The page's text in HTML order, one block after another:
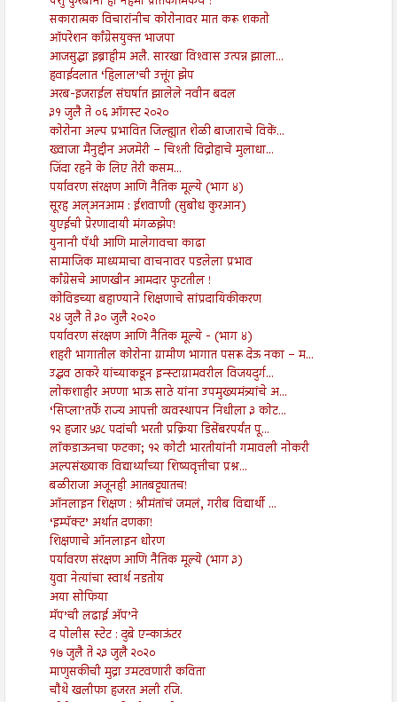
सकारात्मक विचारांनीच कोरोनावर मात करू शकतो
ऑपरेशन काँग्रेसयुक्त भाजपा
आजसुद्धा इब्राहीम अलै. सारखा विश्‍वास उत्पन्न झाला...
हवाईदलात ‘हिलाल’ची उत्तूंग झेप
अरब-इजराईल संघर्षात झालेले नवीन बदल
३१ जुलै ते ०६ ऑगस्ट २०२०
कोरोना अल्प प्रभावित जिल्ह्यात शेळी बाजाराचे विकें...
ख्वाजा मैनुद्दीन अजमेरी – चिश्ती विद्रोहाचे मुलाधा...
जिंदा रहने के लिए तेरी कसम...
पर्यावरण संरक्षण आणि नैतिक मूल्ये (भाग ४)
सूरह अल्अनआम : ईशवाणी (सुबोध कुरआन)
युएईची प्रेरणादायी मंगळझेप!
युनानी पॅथी आणि मालेगावचा काढा
सामाजिक माध्यमाचा वाचनावर पडलेला प्रभाव
काँग्रेसचे आणखीन आमदार फुटतील !
कोविडच्या बहाण्याने शिक्षणाचे सांप्रदायिकीकरण
२४ जुलै ते ३० जुलै २०२०
पर्यावरण संरक्षण आणि नैतिक मूल्ये - (भाग ४)
शहरी भागातील कोरोना ग्रामीण भागात पसरू देऊ नका – म...
उद्धव ठाकरे यांच्याकडून इन्स्टाग्रामवरील विजयदुर्ग...
लोकशाहीर अण्णा भाऊ साठे यांना उपमुख्यमंत्र्यांचे अ...
‘सिप्ला’तर्फे राज्य आपत्ती व्यवस्थापन निधीला ३ कोट...
१२ हजार ५३८ पदांची भरती प्रक्रिया डिसेंबरपर्यंत पू...
लॉकडाऊनचा फटका; १२ कोटी भारतीयांनी गमावली नोकरी
अल्पसंख्याक विद्यार्थ्यांच्या शिष्यवृत्तीचा प्रश्न...
बळीराजा अजूनही आतबट्ट्यातच!
ऑनलाइन शिक्षण : श्रीमंतांचं जमलं, गरीब विद्यार्थी ...
‘इम्पॅक्ट’ अर्थात दणका!
शिक्षणाचे ऑनलाइन धोरण
पर्यावरण संरक्षण आणि नैतिक मूल्ये (भाग ३)
युवा नेत्यांचा स्वार्थ नडतोय
अया सोफिया
मॅप’ची लढाई अ‍ॅप’ने
द पोलीस स्टेट : दुबे एन्काऊंटर
१७ जुलै ते २३ जुलै २०२०
माणुसकीची मुद्रा उमटवणारी कविता
चौथे खलीफा हजरत अली रजि.